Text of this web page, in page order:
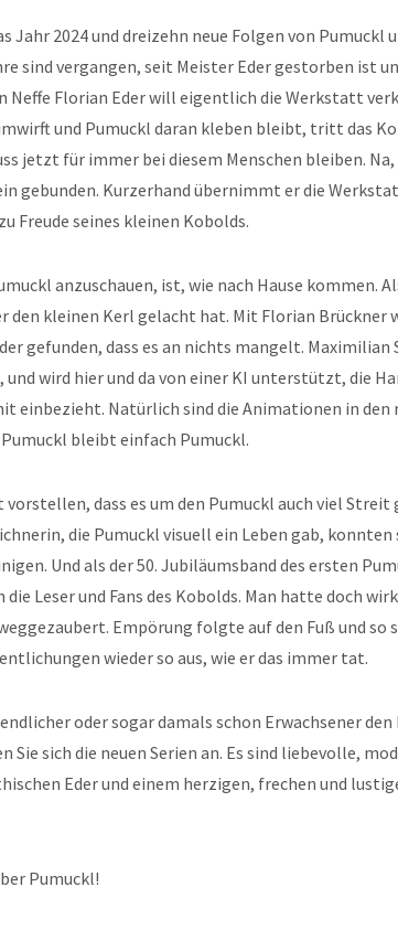
Jahr 2024 und dreizehn neue Folgen von Pumuckl
sind vergangen, seit Meister Eder gestorben ist
Neffe Florian Eder will eigentlich die Werkstatt
und Pumuckl daran kleben bleibt, tritt das
jetzt für immer bei diesem Menschen bleiben. Na,
gebunden. Kurzerhand übernimmt er die
Freude seines kleinen Kobolds.
anzuschauen, ist, wie nach Hause kommen.
den kleinen Kerl gelacht hat. Mit Florian Brückner
gefunden, dass es an nichts mangelt.
und wird hier und da von einer KI unterstützt, die
einbezieht. Natürlich sind die Animationen in den
Pumuckl bleibt einfach Pumuckl.
vorstellen, dass es um den Pumuckl auch viel Streit
die Pumuckl visuell ein Leben gab, konnten
Und als der 50. Jubiläumsband des ersten
Leser und Fans des Kobolds. Man hatte doch
Empörung folgte auf den Fuß und so
wieder so aus, wie er das immer tat.
oder sogar damals schon Erwachsener
Sie sich die neuen Serien an. Es sind liebevolle,
Eder und einem herzigen, frechen und
Pumuckl!